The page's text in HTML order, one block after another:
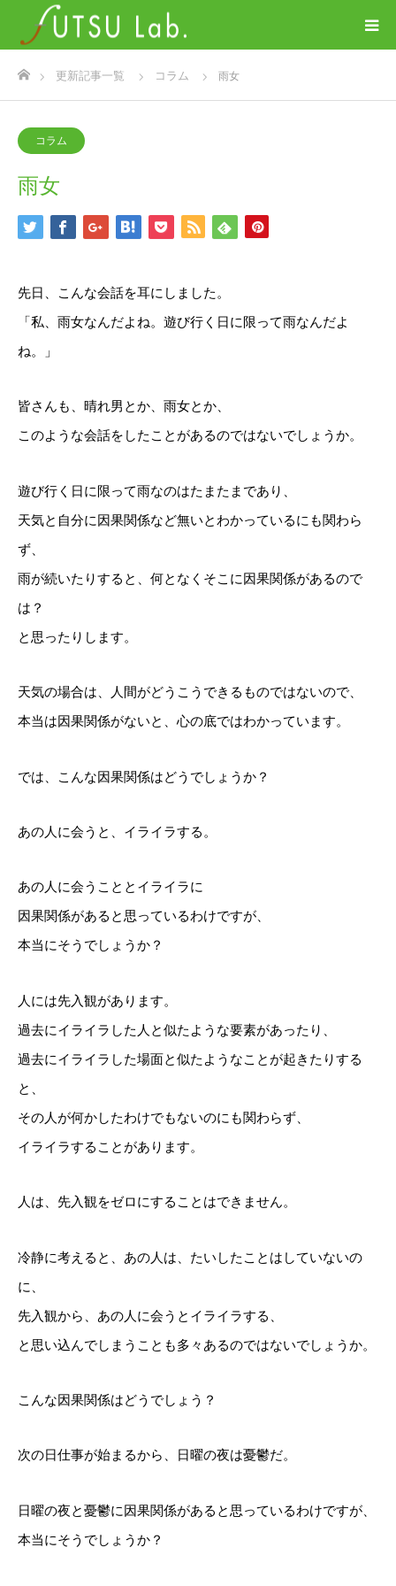
ホーム更新記事一覧 コラム 雨女
コラム
雨女
先日、こんな会話を耳にしました。
「私、雨女なんだよね。遊び行く日に限って雨なんだよ
ね。」
皆さんも、晴れ男とか、雨女とか、
このような会話をしたことがあるのではないでしょうか。
遊び行く日に限って雨なのはたまたまであり、
天気と自分に因果関係など無いとわかっているにも関わら
ず、
雨が続いたりすると、何となくそこに因果関係があるので
は？
と思ったりします。
天気の場合は、人間がどうこうできるものではないので、
本当は因果関係がないと、心の底ではわかっています。
では、こんな因果関係はどうでしょうか？
あの人に会うと、イライラする。
あの人に会うこととイライラに
因果関係があると思っているわけですが、
本当にそうでしょうか？
人には先入観があります。
過去にイライラした人と似たような要素があったり、
過去にイライラした場面と似たようなことが起きたりする
と、
その人が何かしたわけでもないのにも関わらず、
イライラすることがあります。
人は、先入観をゼロにすることはできません。
冷静に考えると、あの人は、たいしたことはしていないの
に、
先入観から、あの人に会うとイライラする、
と思い込んでしまうことも多々あるのではないでしょうか。
こんな因果関係はどうでしょう？
次の日仕事が始まるから、日曜の夜は憂鬱だ。
日曜の夜と憂鬱に因果関係があると思っているわけですが、
本当にそうでしょうか？